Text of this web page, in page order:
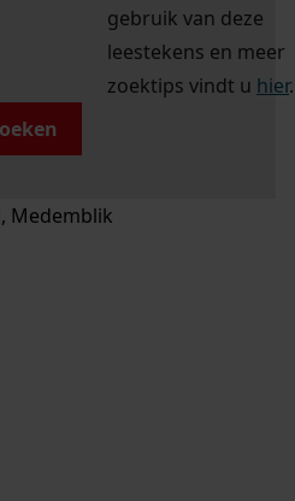
gebruik van deze
leestekens en meer
zoektips vindt u hier.
Medemblik